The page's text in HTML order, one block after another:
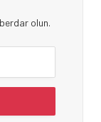
olun.